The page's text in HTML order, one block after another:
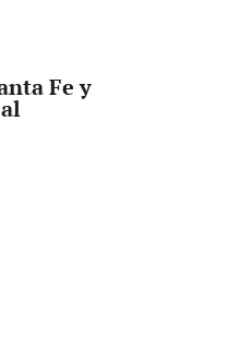
Fe y